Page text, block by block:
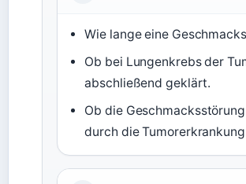
Wie lange eine
Ob bei Lungenkrebs der
abschließend geklärt.
Ob die
durch die